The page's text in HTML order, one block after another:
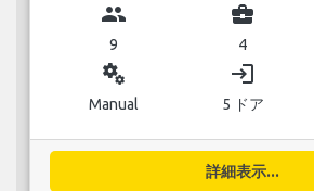
group
9
business_center
4
miscellaneous_services
Manual
login
5 ドア
詳細表示...